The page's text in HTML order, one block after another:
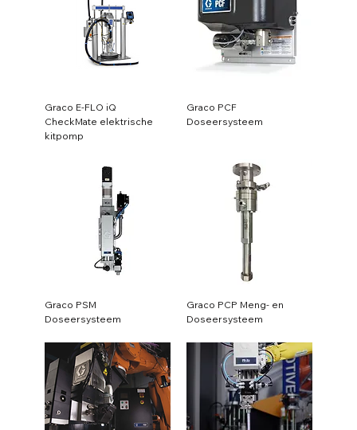
Graco E-FLO iQ
CheckMate elektrische
kitpomp
Graco PCF
Doseersysteem
Graco PSM
Doseersysteem
Graco PCP Meng- en
Doseersysteem